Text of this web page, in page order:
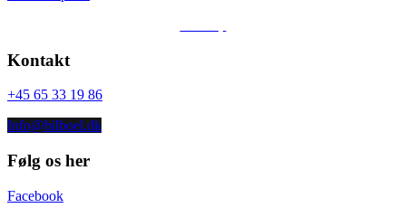
Restværdi
DKK 1.150.000
Løbetid
12 mdr.
Kontakt
+45 65 33 19 86
Info@bilboel.dk
Følg os her
Facebook